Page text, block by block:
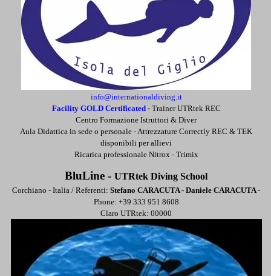
info@internationaldiving.it
Facility GOLD Certificated - Trainer UTRtek REC
Centro Formazione Istruttori & Diver
Aula Didattica in sede o personale -Attrezzature Correctly REC & TEK
disponibili per allievi
Ricarica professionale Nitrox - Trimix
BluLine -UTRtek Diving School
Corchiano - Italia / Referenti: Stefano CARACUTA - Daniele CARACUTA-
Phone: +39 333 951 8608
Claro UTRtek: 00000